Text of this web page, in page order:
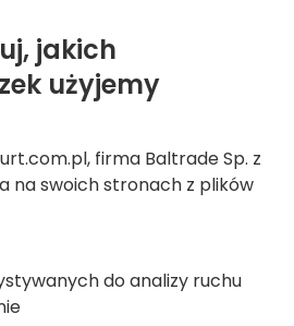
jakich
użyjemy
firma Baltrade Sp. z
na swoich stronach z plików
do analizy ruchu